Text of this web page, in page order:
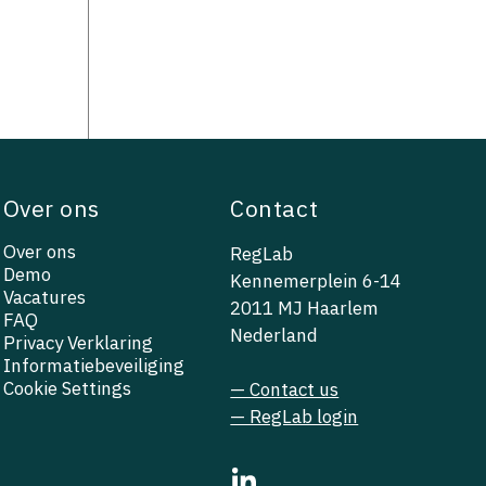
Over ons
Over ons
Demo
Vacatures
FAQ
Privacy Verklaring
Informatiebeveiliging
Cookie Settings
Contact
RegLab
Kennemerplein 6-14
2011 MJ Haarlem
Nederland
— Contact us
— RegLab login